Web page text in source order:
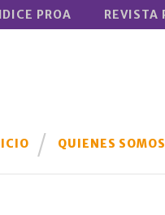
PROA REVISTA
QUIENES SOMOS